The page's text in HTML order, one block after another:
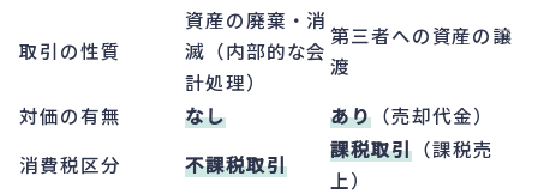
取引の性質
資産の廃棄・消
滅（内部的な会
計処理）
第三者への資産の譲
渡
対価の有無
なし あり （売却代金）
消費税区分
不課税取引
課税取引 （課税売
上）